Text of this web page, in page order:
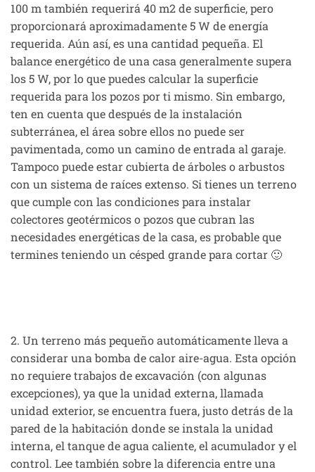
100 m también requerirá 40 m2 de superficie, pero
proporcionará aproximadamente 5 W de energía
requerida. Aún así, es una cantidad pequeña. El
balance energético de una casa generalmente supera
los 5 W, por lo que puedes calcular la superficie
requerida para los pozos por ti mismo. Sin embargo,
ten en cuenta que después de la instalación
subterránea, el área sobre ellos no puede ser
pavimentada, como un camino de entrada al garaje.
Tampoco puede estar cubierta de árboles o arbustos
con un sistema de raíces extenso. Si tienes un terreno
que cumple con las condiciones para instalar
colectores geotérmicos o pozos que cubran las
necesidades energéticas de la casa, es probable que
termines teniendo un césped grande para cortar 🙂
2. Un terreno más pequeño automáticamente lleva a
considerar una bomba de calor aire-agua. Esta opción
no requiere trabajos de excavación (con algunas
excepciones), ya que la unidad externa, llamada
unidad exterior, se encuentra fuera, justo detrás de la
pared de la habitación donde se instala la unidad
interna, el tanque de agua caliente, el acumulador y el
control. Lee también sobre la diferencia entre una